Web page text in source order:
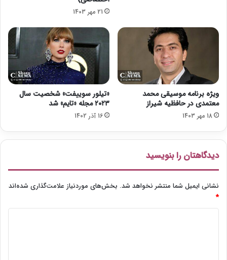
د
م
21 مهر 1403
ویژه برنامه موسیقی محمد
معتمدی در حافظیه شیراز
18 مهر 1403
«تیلور سوییفت» شخصیت سال
۲۰۲۳ مجله «تایم» شد
16 آذر 1402
دیدگاهتان را بنویسید
نشانی ایمیل شما منتشر نخواهد شد. بخش‌های موردنیاز علامت‌گذاری شده‌اند
*